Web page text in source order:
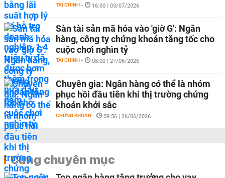
TÀI CHÍNH - 16:00 | 03/07/2026
Sàn tài sản mã hóa vào 'giờ G': Ngân
hàng, công ty chứng khoán tăng tốc cho
cuộc chơi nghìn tỷ
TÀI CHÍNH - 08:00 | 27/06/2026
Chuyên gia: Ngân hàng có thể là nhóm
phục hồi đầu tiên khi thị trường chứng
khoán khởi sắc
CHỨNG KHOÁN - 09:56 | 26/06/2026
Cùng chuyên mục